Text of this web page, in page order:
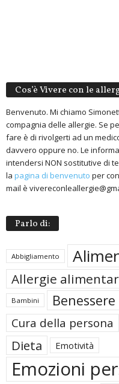
Cos’è Vivere con le
Benvenuto. Mi chiamo
compagnia delle allergie. Se
fare è di rivolgerti ad un
davvero oppure no. Le
intendersi NON sostitutive di
la pagina di benvenuto per
mail è
Parlo di:
Abbigliamento
Allergie
Bambini Benessere
Cura della persona
Dieta Emotività
Emozioni